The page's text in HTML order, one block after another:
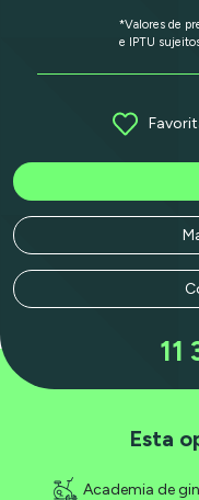
*Valores de
e IPTU
11
Esta
Academia de